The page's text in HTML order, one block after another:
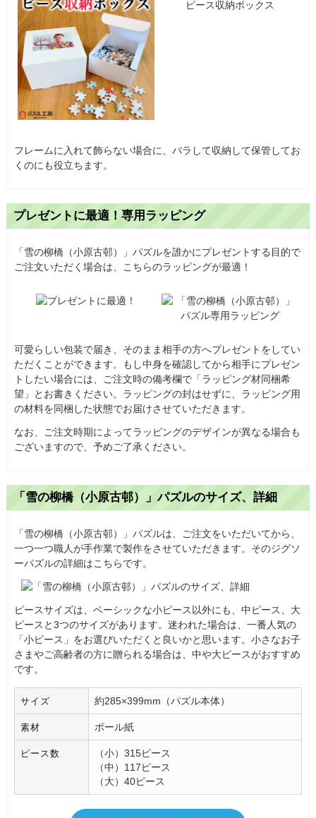
フレームに入れて飾らない場合に、バラして収納して保管してお
くのにも役立ちます。
プレゼントに最適！専用ラッピング
「雪の柳橋（小原古邨）」パズルを誰かにプレゼントする目的で
ご注文いただく場合は、こちらのラッピングが最適！
可愛らしい包装で届き、そのまま相手の方へプレゼントをしてい
ただくことができます。もし中身を確認してから相手にプレゼン
トしたい場合には、ご注文時の備考欄で「ラッピング材同梱希
望」とお書きください。ラッピングの封はせずに、ラッピング用
の材料を同梱した状態でお届けさせていただきます。
なお、ご注文時期によってラッピングのデザインが異なる場合も
ございますので、予めご了承ください。
「雪の柳橋（小原古邨）」パズルのサイズ、詳細
「雪の柳橋（小原古邨）」パズルは、ご注文をいただいてから、
一つ一つ職人が手作業で製作をさせていただきます。そのジグソ
ーパズルの詳細はこちらです。
ピースサイズは、ベーシックな小ピース以外にも、中ピース、大
ピースと3つのサイズがあります。迷われた場合は、一番人気の
「小ピース」をお選びいただくと良いかと思います。小さなお子
さまやご高齢者の方に贈られる場合は、中や大ピースがおすすめ
です。
サイズ 約285×399mm（パズル本体）
素材 ボール紙
ピース数
（小）315ピース
（中）117ピース
（大）40ピース